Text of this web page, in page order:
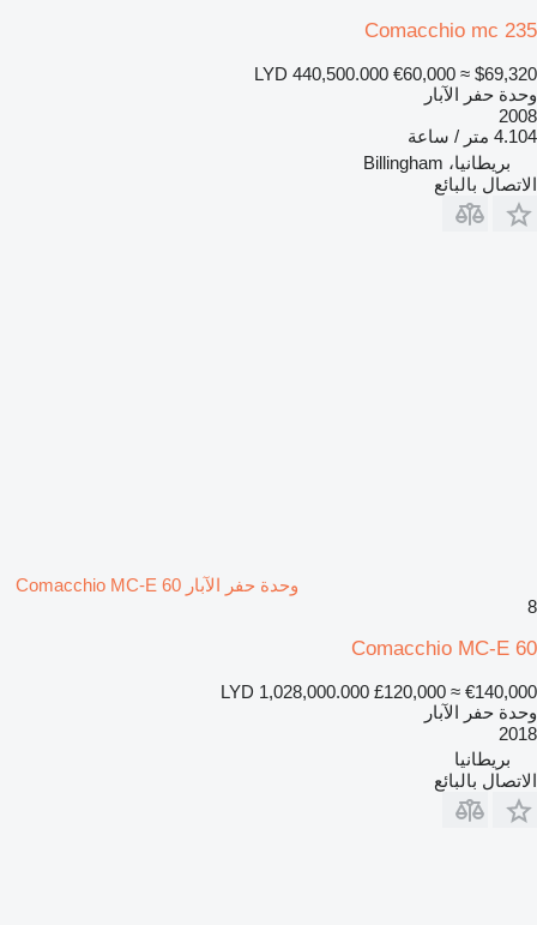
Comacchio mc 235
LYD 440,500.000 €60,000 ≈ $69,320
وحدة حفر الآبار
2008
4.104 متر / ساعة
بريطانيا، Billingham
الاتصال بالبائع
وحدة حفر الآبار Comacchio MC-E 60
8
Comacchio MC-E 60
LYD 1,028,000.000 £120,000 ≈ €140,000
وحدة حفر الآبار
2018
بريطانيا
الاتصال بالبائع